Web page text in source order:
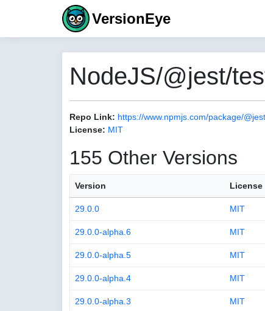
VersionEye
NodeJS/@jest/
Repo Link: https://www.npmjs.com/package/
License: MIT
155 Other Versions
Version License
29.0.0 MIT
29.0.0-alpha.6 MIT
29.0.0-alpha.5 MIT
29.0.0-alpha.4 MIT
29.0.0-alpha.3 MIT